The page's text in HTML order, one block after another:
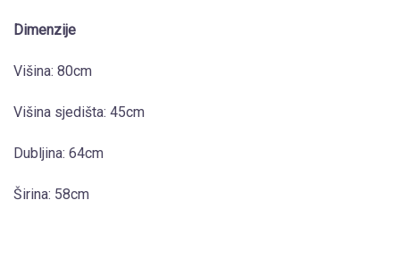
Dimenzije
Višina: 80cm
Višina sjedišta: 45cm
Dubljina: 64cm
Širina: 58cm